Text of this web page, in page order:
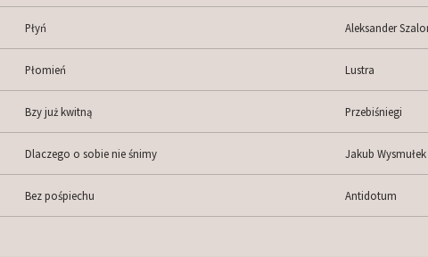
Płyń Aleksander
Płomień Lustra
Bzy już kwitną Przebiśniegi
Dlaczego o sobie nie śnimy Jakub Wysmułek
Bez pośpiechu Antidotum